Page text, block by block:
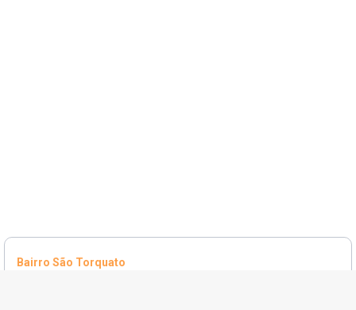
Bairro São Torquato